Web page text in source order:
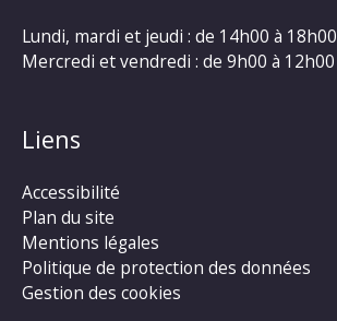
Lundi, mardi et jeudi : de 14h00 à 18h00
Mercredi et vendredi : de 9h00 à 12h00
Liens
Accessibilité
Plan du site
Mentions légales
Politique de protection des données
Gestion des cookies